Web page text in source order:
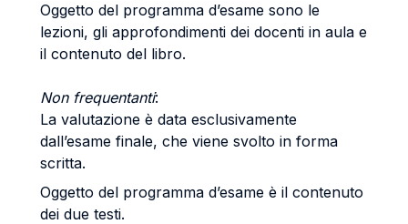
Oggetto del programma d’esame sono le
lezioni, gli approfondimenti dei docenti in aula e
il contenuto del libro.
Non frequentanti:
La valutazione è data esclusivamente
dall’esame finale, che viene svolto in forma
scritta.
Oggetto del programma d’esame è il contenuto
dei due testi.